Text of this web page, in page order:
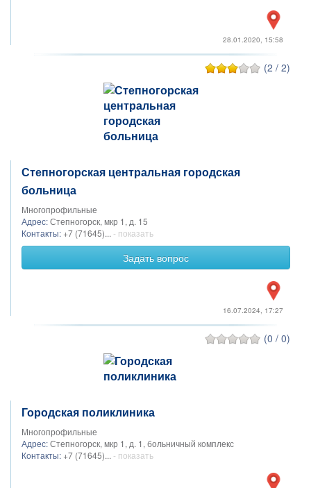
28.01.2020, 15:58
(2 / 2)
Степногорская центральная городская
больница
Многопрофильные
Адрес:Степногорск, мкр 1, д. 15
Контакты: +7 (71645)... - показать
Задать вопрос
16.07.2024, 17:27
(0 / 0)
Городская поликлиника
Многопрофильные
Адрес:Степногорск, мкр 1, д. 1, больничный комплекс
Контакты: +7 (71645)... - показать